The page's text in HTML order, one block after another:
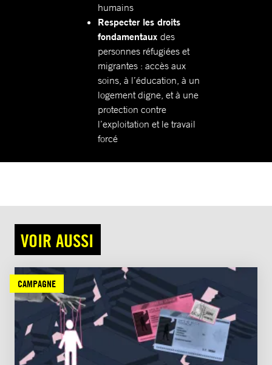
humains
Respecter les droits
fondamentaux des
personnes réfugiées et
migrantes : accès aux
soins, à l’éducation, à un
logement digne, et à une
protection contre
l’exploitation et le travail
forcé
VOIR AUSSI
CAMPAGNE